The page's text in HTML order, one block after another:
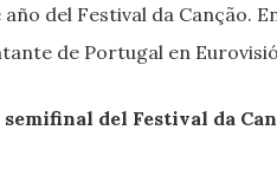
del Festival da Canção.
de Portugal en
del Festival da